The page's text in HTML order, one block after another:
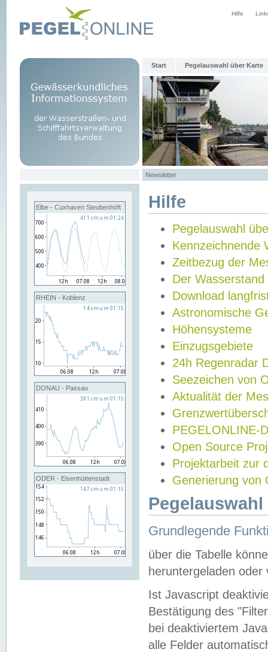
Hilfe
Start Pegelauswahl über Karte
Newsletter
Elbe - Cuxhaven Steubenhöft
RHEIN - Koblenz
DONAU - Passau
ODER - Eisenhüttenstadt
Hilfe
Pegelauswahl
Kennzeichnende
Zeitbezug der
Der Wasserstand
Download
Astronomische
Höhensysteme
Einzugsgebiete
24h Regenradar
Seezeichen von
Aktualität der
PEGELONLINE-
Open Source
Projektarbeit zur
Generierung von
Grundlegende
über die Tabelle
heruntergeladen oder
Ist Javascript
Bestätigung des
bei deaktiviertem
alle Felder